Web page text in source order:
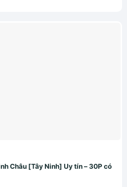
Châu [Tây Ninh] Uy tín – 30P có